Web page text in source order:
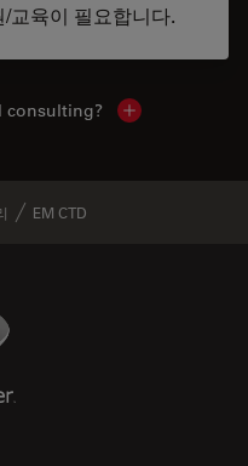
교육이 필요합니다.
consulting? Show local
EM CTD
Logo